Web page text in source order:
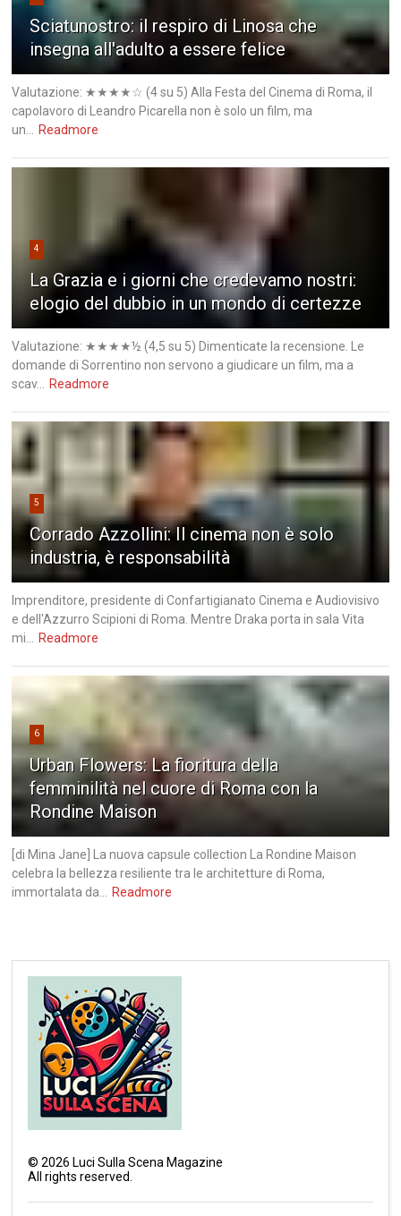
Sciatunostro: il respiro di Linosa che
insegna all'adulto a essere felice
Valutazione: ★★★★☆ (4 su 5) Alla Festa del Cinema di Roma, il
capolavoro di Leandro Picarella non è solo un film, ma
un...
Readmore
4
La Grazia e i giorni che credevamo nostri:
elogio del dubbio in un mondo di certezze
Valutazione: ★★★★½ (4,5 su 5) Dimenticate la recensione. Le
domande di Sorrentino non servono a giudicare un film, ma a
scav...
Readmore
5
Corrado Azzollini: Il cinema non è solo
industria, è responsabilità
Imprenditore, presidente di Confartigianato Cinema e Audiovisivo
e dell'Azzurro Scipioni di Roma. Mentre Draka porta in sala Vita
mi...
Readmore
6
Urban Flowers: La fioritura della
femminilità nel cuore di Roma con la
Rondine Maison
[di Mina Jane] La nuova capsule collection La Rondine Maison
celebra la bellezza resiliente tra le architetture di Roma,
immortalata da...
Readmore
©2026 Luci Sulla Scena Magazine
All rights reserved.